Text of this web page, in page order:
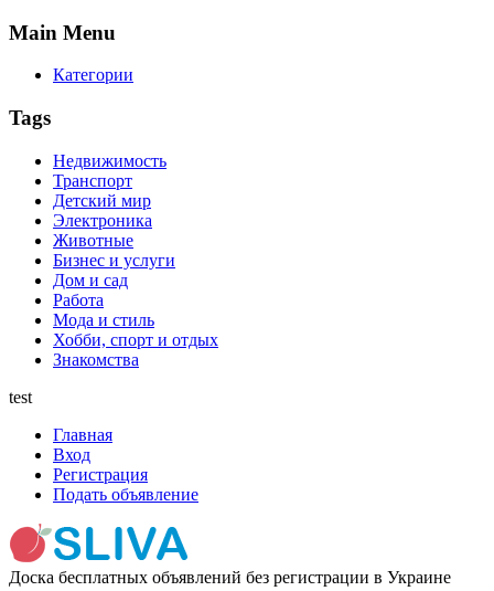
Main Menu
Категории
Tags
Недвижимость
Транспорт
Детский мир
Электроника
Животные
Бизнес и услуги
Дом и сад
Работа
Мода и стиль
Хобби, спорт и отдых
Знакомства
test
Главная
Вход
Регистрация
Подать объявление
Доска бесплатных объявлений без регистрации в Украине